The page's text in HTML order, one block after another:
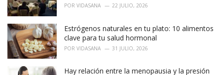
:
POR VIDASANA 22 JULIO, 2026
Estrógenos naturales en tu plato: 10 alimentos
clave para tu salud hormonal
POR VIDASANA 31 JULIO, 2026
Hay relación entre la menopausia y la presión